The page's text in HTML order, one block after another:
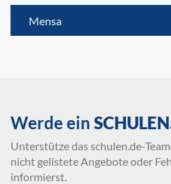
Mensa
Werde ein
Unterstütze das schulen.de-
nicht gelistete Angebote oder
informierst.